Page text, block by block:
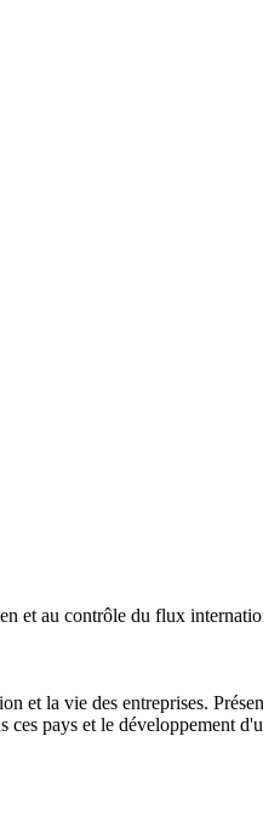
et au contrôle du flux
et la vie des entreprises.
pays et le développement